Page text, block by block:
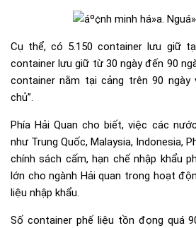
Cụ thể, có 5.150 container lưu giữ
container lưu giữ từ 30 ngày đến 90
container nằm tại cảng trên 90 ngày
chủ”.
Phía Hải Quan cho biết, việc các
như Trung Quốc, Malaysia, Indonesia,
chính sách cấm, hạn chế nhập khẩu
lớn cho ngành Hải quan trong hoạt
liệu nhập khẩu.
Số container phế liệu tồn đọng quá